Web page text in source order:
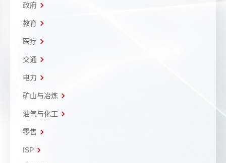
政府
教育
医疗
交通
电力
矿山与冶炼
油气与化工
零售
ISP